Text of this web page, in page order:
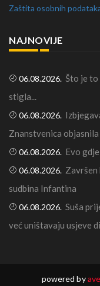
Zaštita osobnih
NAJNOVIJE
06.08.2026. Što je
stigla...
06.08.2026.
Znanstvenica
06.08.2026. Evo
06.08.2026. Završen
sudbina Infantina
06.08.2026. Suša
već uništavaju usjeve
powered by